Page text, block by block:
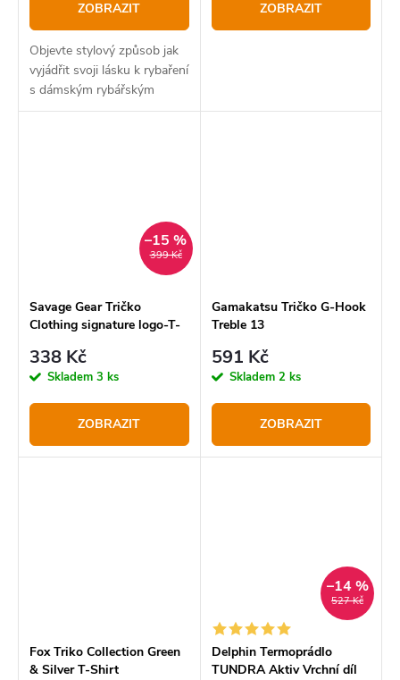
ZOBRAZIT
Objevte stylový způsob jak
vyjádřit svoji lásku k rybaření
s dámským rybářským
tričkem Delphin QUEEN
ZOBRAZIT
399 Kč
–15 %
Savage Gear Tričko
Clothing signature logo-T-
338 Kč
Skladem 3 ks
ZOBRAZIT
Gamakatsu Tričko G-Hook
Treble 13
591 Kč
Skladem 2 ks
ZOBRAZIT
Fox Triko Collection Green
& Silver T-Shirt
527 Kč
–14 %
Delphin Termoprádlo
TUNDRA Aktiv Vrchní díl